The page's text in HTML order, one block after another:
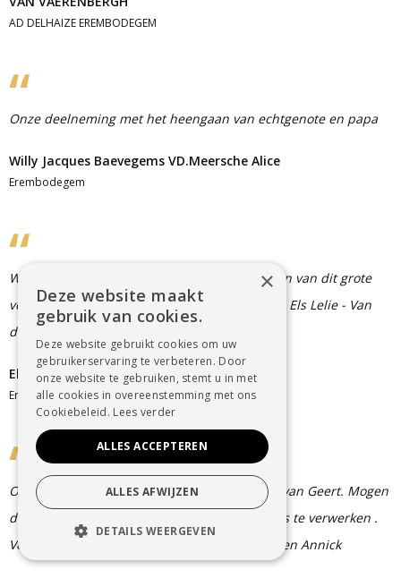
AD DELHAIZE EREMBODEGEM
Onze deelneming met het heengaan van echtgenote en papa
Willy Jacques Baevegems VD.Meersche Alice
Erembodegem
Wij wensen jullie veel sterkte bij het verwerken van dit grote
verlies. Onze oprechte deelneming! Steven en Els Lelie - Van
den Driessche
Els Van den Driessche
Erembodegem
Onze oprechte deelneming bij het overlijden van Geert. Mogen
de herinneringen een troost zijn om dit verlies te verwerken .
Veel moed en sterkte !! Iliane , Geert , Willem en Annick
×
Deze website maakt
gebruik van cookies.
Deze website gebruikt cookies om uw
gebruikerservaring te verbeteren. Door
onze website te gebruiken, stemt u in met
alle cookies in overeenstemming met ons
Cookiebeleid. Lees verder
ALLES ACCEPTEREN
ALLES AFWIJZEN
DETAILS WEERGEVEN
STRIKT NOODZAKELIJK